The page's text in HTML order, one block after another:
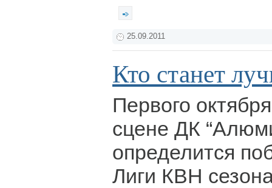
25.09.2011
Кто станет
Первого
сцене ДК
определится
Лиги КВН